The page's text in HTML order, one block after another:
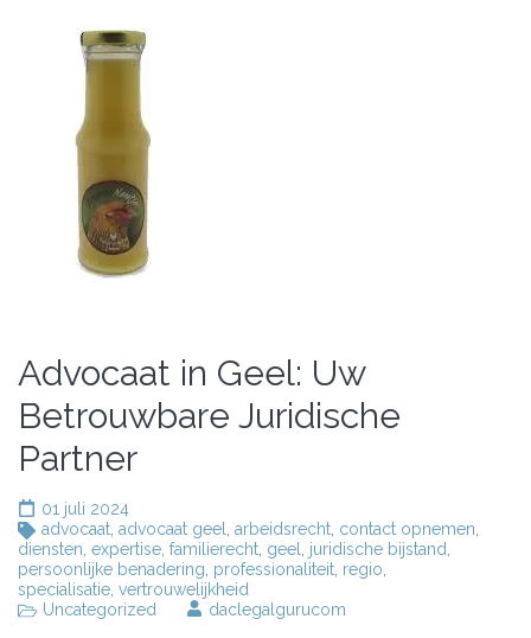
Advocaat in Geel: Uw
Betrouwbare Juridische
Partner
01 juli 2024
advocaat advocaat geel arbeidsrecht contact opnemen
diensten expertise familierecht geel juridische bijstand
persoonlijke benadering professionaliteit regio
specialisatie vertrouwelijkheid
Uncategorized
daclegalgurucom